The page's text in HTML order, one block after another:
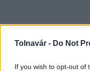
Tolnavár - Do Not
If you wish to opt-out of
MAGYAR ÉPÍTŐK